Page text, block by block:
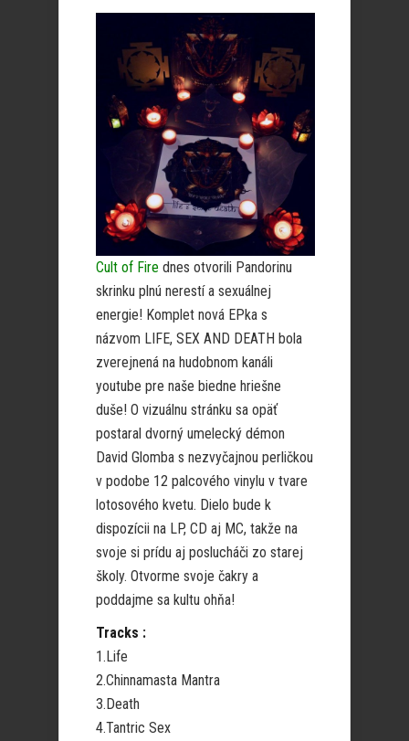
Cult of Fire dnes otvorili Pandorinu
skrinku plnú nerestí a sexuálnej
energie! Komplet nová EPka s
názvom LIFE, SEX AND DEATH bola
zverejnená na hudobnom kanáli
youtube pre naše biedne hriešne
duše! O vizuálnu stránku sa opäť
postaral dvorný umelecký démon
David Glomba s nezvyčajnou perličkou
v podobe 12 palcového vinylu v tvare
lotosového kvetu. Dielo bude k
dispozícii na LP, CD aj MC, takže na
svoje si prídu aj poslucháči zo starej
školy. Otvorme svoje čakry a
poddajme sa kultu ohňa!
Tracks :
1.Life
2.Chinnamasta Mantra
3.Death
4.Tantric Sex